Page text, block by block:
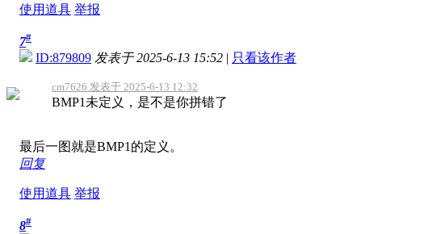
使用道具 举报
7#
ID:879809 发表于 2025-6-13 15:52 | 只看该作者
cm7626 发表于 2025-6-13 12:32
BMP1未定义，是不是你拼错了
最后一图就是BMP1的定义。
回复
使用道具 举报
8#